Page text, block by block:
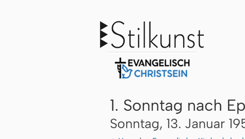
1. Sonntag nach
Sonntag, 13. Januar